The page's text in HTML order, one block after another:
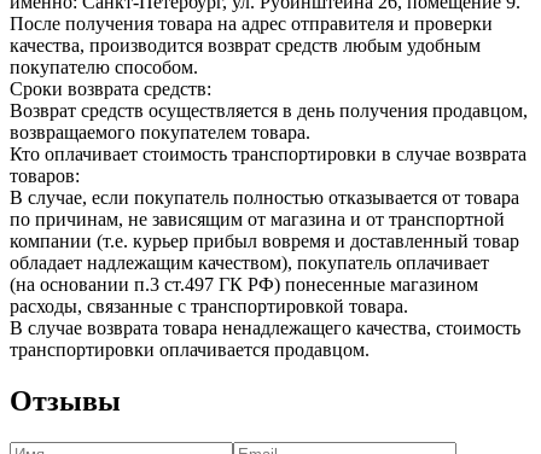
После получения товара на адрес отправителя и проверки
качества, производится возврат средств любым удобным
покупателю способом.
Сроки возврата средств:
Возврат средств осуществляется в день получения продавцом,
возвращаемого покупателем товара.
Кто оплачивает стоимость транспортировки в случае возврата
товаров:
В случае, если покупатель полностью отказывается от товара
по причинам, не зависящим от магазина и от транспортной
компании (т.е. курьер прибыл вовремя и доставленный товар
обладает надлежащим качеством), покупатель оплачивает
(на основании п.3 ст.497 ГК РФ) понесенные магазином
расходы, связанные с транспортировкой товара.
В случае возврата товара ненадлежащего качества, стоимость
транспортировки оплачивается продавцом.
Отзывы